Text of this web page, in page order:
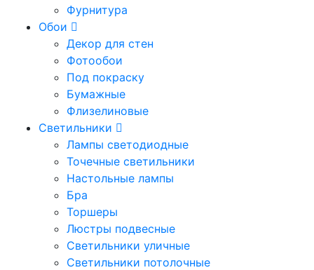
Фурнитура
Обои
Декор для стен
Фотообои
Под покраску
Бумажные
Флизелиновые
Светильники
Лампы светодиодные
Точечные светильники
Настольные лампы
Бра
Торшеры
Люстры подвесные
Светильники уличные
Светильники потолочные